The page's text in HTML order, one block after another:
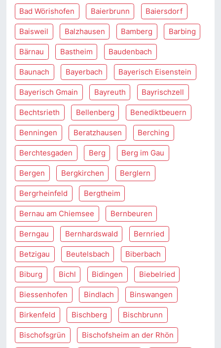
Bad Wörishofen Baierbrunn Baiersdorf
Baisweil Balzhausen Bamberg Barbing
Bärnau Bastheim Baudenbach
Baunach Bayerbach Bayerisch Eisenstein
Bayerisch Gmain Bayreuth Bayrischzell
Bechtsrieth Bellenberg Benediktbeuern
Benningen Beratzhausen Berching
Berchtesgaden Berg Berg im Gau
Bergen Bergkirchen Berglern
Bergrheinfeld Bergtheim
Bernau am Chiemsee Bernbeuren
Berngau Bernhardswald Bernried
Betzigau Beutelsbach Biberbach
Biburg Bichl Bidingen Biebelried
Biessenhofen Bindlach Binswangen
Birkenfeld Bischberg Bischbrunn
Bischofsgrün Bischofsheim an der Rhön